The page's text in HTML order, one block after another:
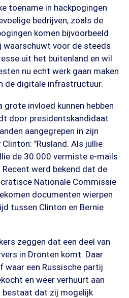
toename in hackpogingen
bedrijven, zoals de
komen bijvoorbeeld
waarschuwt voor de steeds
uit het buitenland en wil
nu echt werk gaan maken
de digitale infrastructuur.
grote invloed kunnen hebben
door presidentskandidaat
aangegrepen in zijn
"Rusland. Als jullie
de 30.000 vermiste e-mails
werd bekend dat de
Nationale Commissie
documenten wierpen
tussen Clinton en Bernie
zeggen dat een deel van
in Dronten komt. Daar
een Russische partij
en weer verhuurt aan
bestaat dat zij mogelijk